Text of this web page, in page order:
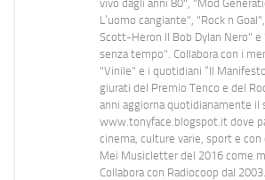
vivo dagli anni 80", "Mod
L’uomo cangiante", "Rock n
Scott-Heron Il Bob Dylan Nero" e
senza tempo". Collabora con i
"Vinile" e i quotidiani “Il
giurati del Premio Tenco e del
anni aggiorna quotidianamente il
www.tonyface.blogspot.it dove
cinema, culture varie, sport e
Mei Musicletter del 2016 come
Collabora con Radiocoop dal 2003.